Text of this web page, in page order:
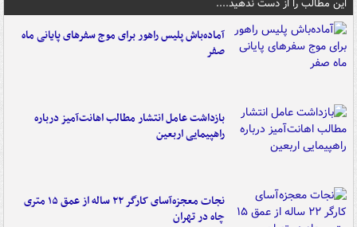
این مطالب را از دست ندهید....
آماده‌باش پلیس راهور برای موج سفرهای پایانی ماه
صفر
بازداشت عامل انتشار مطالب اهانت‌آمیز درباره
راهپیمایی اربعین
نجات معجزه‌آسای کارگر ۲۲ ساله از عمق ۱۵ متری
چاه در تهران